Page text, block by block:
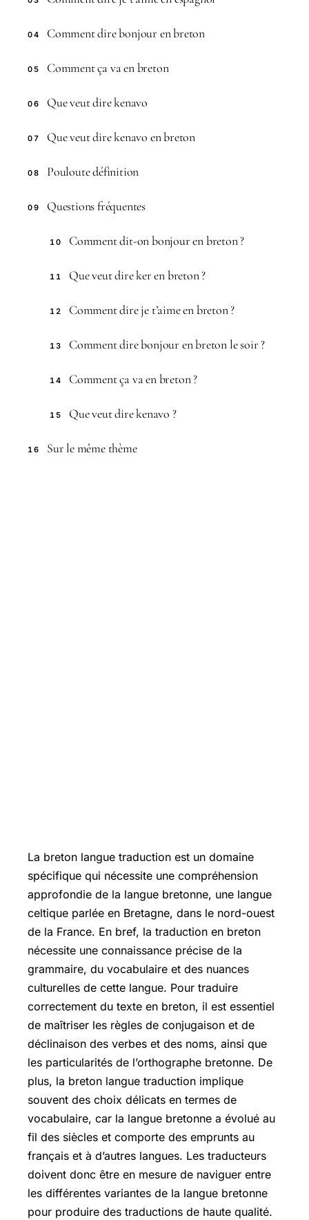
04 Comment dire bonjour en breton
05 Comment ça va en breton
06 Que veut dire kenavo
07 Que veut dire kenavo en breton
08 Pouloute définition
09 Questions fréquentes
10 Comment dit-on bonjour en breton ?
11 Que veut dire ker en breton ?
12 Comment dire je t’aime en breton ?
13 Comment dire bonjour en breton le soir ?
14 Comment ça va en breton ?
15 Que veut dire kenavo ?
16 Sur le même thème
La breton langue traduction est un domaine
spécifique qui nécessite une compréhension
approfondie de la langue bretonne, une langue
celtique parlée en Bretagne, dans le nord-ouest
de la France. En bref, la traduction en breton
nécessite une connaissance précise de la
grammaire, du vocabulaire et des nuances
culturelles de cette langue. Pour traduire
correctement du texte en breton, il est essentiel
de maîtriser les règles de conjugaison et de
déclinaison des verbes et des noms, ainsi que
les particularités de l’orthographe bretonne. De
plus, la breton langue traduction implique
souvent des choix délicats en termes de
vocabulaire, car la langue bretonne a évolué au
fil des siècles et comporte des emprunts au
français et à d’autres langues. Les traducteurs
doivent donc être en mesure de naviguer entre
les différentes variantes de la langue bretonne
pour produire des traductions de haute qualité.